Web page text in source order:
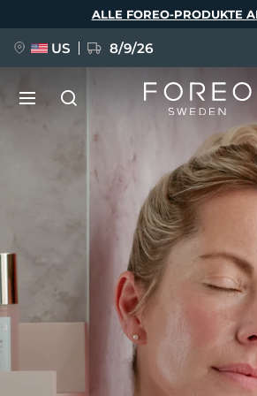
ALLE FOREO-PRODUKTE
US 8/9/26
FAQ™ Pure Beauty-Tech Elixir
BREAKING NEWS
issa™ Teeth Whitening Set
Deutsch
Italiano
Svenska
简体中文